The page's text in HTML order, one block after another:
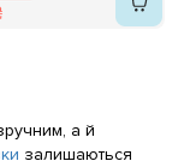
а й
залишаються